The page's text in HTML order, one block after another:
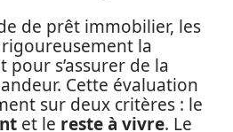
de prêt immobilier, les
la
pour s’assurer de la
Cette évaluation
sur deux critères : le
et le reste à vivre. Le